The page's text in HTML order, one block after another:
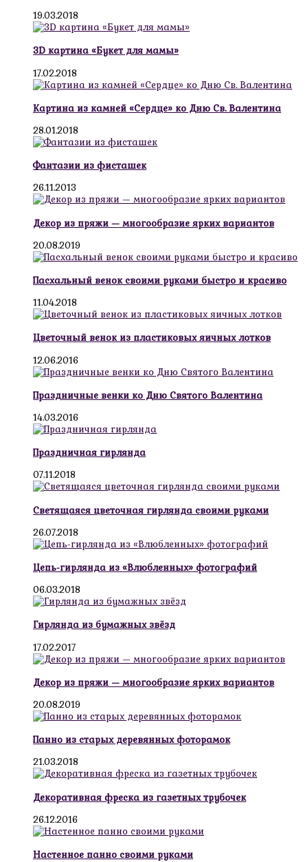
19.03.2018
3D картина «Букет для мамы»
17.02.2018
Картина из камней «Сердце» ко Дню Св. Валентина
28.01.2018
Фантазии из фисташек
26.11.2013
Декор из пряжи — многообразие ярких вариантов
20.08.2019
Пасхальный венок своими руками быстро и красиво
11.04.2018
Цветочный венок из пластиковых яичных лотков
12.06.2016
Праздничные венки ко Дню Святого Валентина
14.03.2016
Праздничная гирлянда
07.11.2018
Светящаяся цветочная гирлянда своими руками
26.07.2018
Цепь-гирлянда из «Влюбленных» фотографий
06.03.2018
Гирлянда из бумажных звёзд
17.02.2017
Декор из пряжи — многообразие ярких вариантов
20.08.2019
Панно из старых деревянных фоторамок
21.03.2018
Декоративная фреска из газетных трубочек
26.12.2016
Настенное панно своими руками